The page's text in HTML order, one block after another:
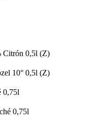
Citrón 0,5l (Z)
10° 0,5l (Z)
0,75l
0,75l